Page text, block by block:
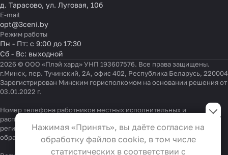
д. Тарасово, ул. Луговая, 10б
E-mail
opt@3ceni.by
Режим работы
Пн - Пт: с 9:00 до 17:30
Сб - Вс: выходной
2026 © ООО «Плэй хард» УНП 193607576. Все права защищены.
г.Минск, пер. Тучинский, 2А, офис 402, Республика Беларусь, 220004
Зарегистрирован Минским горисполкомом на основании решения от
03.01.2022 г.
Номер телефона работников местных исполнительных и
распорядительных органов по месту государственной
регистрации ООО «Плэй хард», уполномоченных рассматривать
обращения покупателей: +375 17 323-41-58, +375 17 370-30-64
Функциональные
Эти файлы необходимы для
функционирования сайта и не
Нажимая «Принять», вы даёте согласие на
обработку файлов cookie, в том числе
статистических в соответствии с